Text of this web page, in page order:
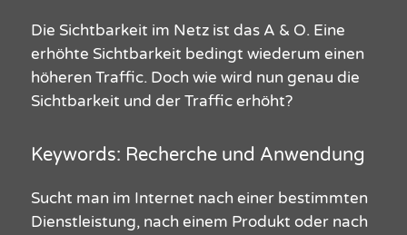
Die Sichtbarkeit im Netz ist das A & O. Eine
erhöhte Sichtbarkeit bedingt wiederum einen
höheren Traffic. Doch wie wird nun genau die
Sichtbarkeit und der Traffic erhöht?
Keywords: Recherche und Anwendung
Sucht man im Internet nach einer bestimmten
Dienstleistung, nach einem Produkt oder nach